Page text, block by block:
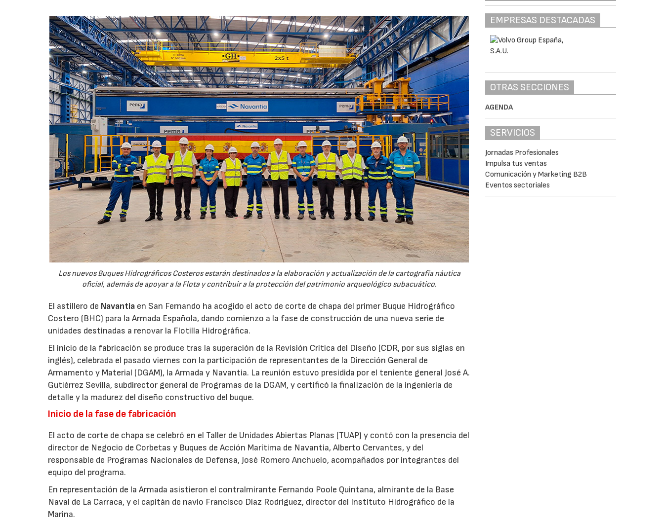
Los nuevos Buques Hidrográficos Costeros estarán destinados a la elaboración y actualización de la cartografía náutica
oficial, además de apoyar a la Flota y contribuir a la protección del patrimonio arqueológico subacuático.
El astillero de Navantia en San Fernando ha acogido el acto de corte de chapa del primer Buque Hidrográfico
Costero (BHC) para la Armada Española, dando comienzo a la fase de construcción de una nueva serie de
unidades destinadas a renovar la Flotilla Hidrográfica.
El inicio de la fabricación se produce tras la superación de la Revisión Crítica del Diseño (CDR, por sus siglas en
inglés), celebrada el pasado viernes con la participación de representantes de la Dirección General de
Armamento y Material (DGAM), la Armada y Navantia. La reunión estuvo presidida por el teniente general José A.
Gutiérrez Sevilla, subdirector general de Programas de la DGAM, y certificó la finalización de la ingeniería de
detalle y la madurez del diseño constructivo del buque.
Inicio de la fase de fabricación
El acto de corte de chapa se celebró en el Taller de Unidades Abiertas Planas (TUAP) y contó con la presencia del
director de Negocio de Corbetas y Buques de Acción Marítima de Navantia, Alberto Cervantes, y del
responsable de Programas Nacionales de Defensa, José Romero Anchuelo, acompañados por integrantes del
equipo del programa.
En representación de la Armada asistieron el contralmirante Fernando Poole Quintana, almirante de la Base
Naval de La Carraca, y el capitán de navío Francisco Díaz Rodríguez, director del Instituto Hidrográfico de la
Marina.
EMPRESAS DESTACADAS
OTRAS SECCIONES
AGENDA
SERVICIOS
Jornadas Profesionales
Impulsa tus ventas
Comunicación y Marketing B2B
Eventos sectoriales